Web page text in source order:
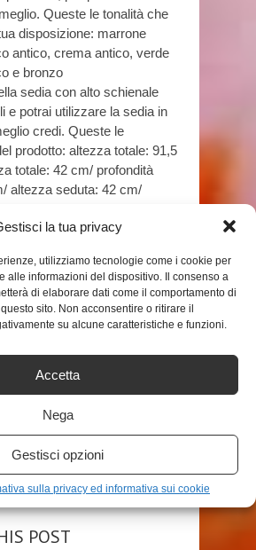
la tua privacy
utilizziamo tecnologie come i cookie per
alle informazioni del dispositivo. Il consenso a
di elaborare dati come il comportamento di
sito. Non acconsentire o ritirare il
su alcune caratteristiche e funzioni.
Accetta
Nega
Gestisci opzioni
sulla privacy ed informativa sui cookie
Queste le tonalità che
disposizione: marrone
antico, crema antico, verde
e bronzo
sedia con alto schienale
e potrai utilizzare la sedia in
credi. Queste le
prodotto: altezza totale: 91,5
totale: 42 cm/ profondità
altezza seduta: 42 cm/
schienale: 39 cm
07, 2020 01:02:45 UTC –
GIARDINO FERRO
POST